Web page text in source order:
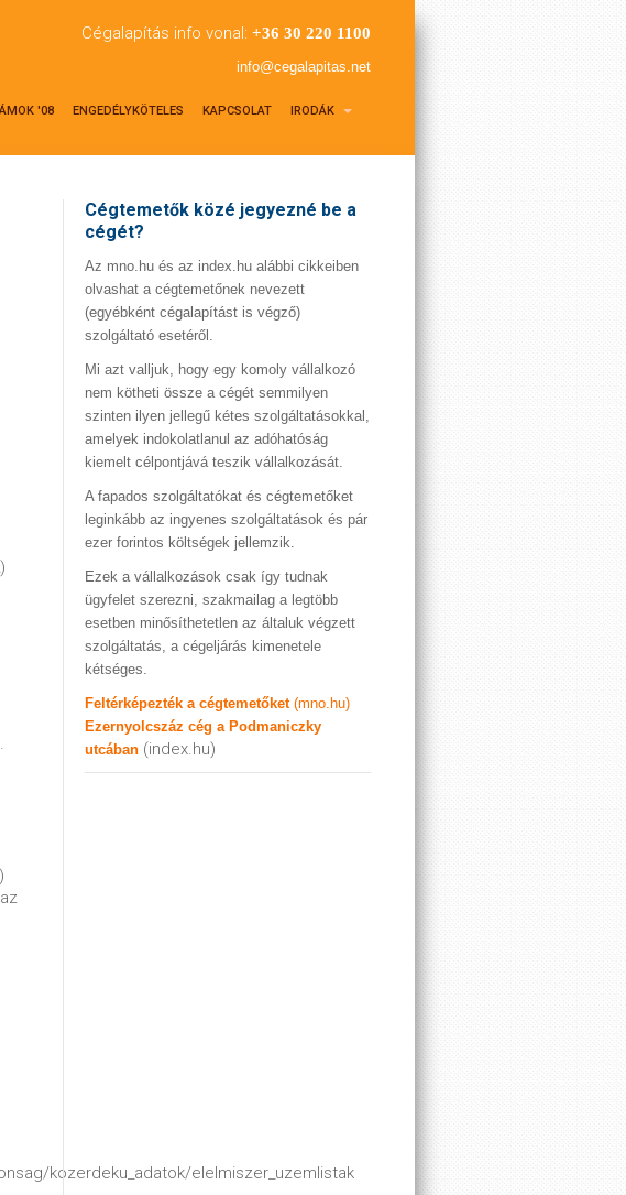
Cégalapítás info vonal: +36 30 220 1100
info@cegalapitas.net
'08 ENGEDÉLYKÖTELES KAPCSOLAT IRODÁK
kozerdeku_adatok/elelmiszer_uzemlistak
Cégtemetők közé jegyezné be a
cégét?
Az mno.hu és az index.hu alábbi cikkeiben
olvashat a cégtemetőnek nevezett
(egyébként cégalapítást is végző)
szolgáltató esetéről.
Mi azt valljuk, hogy egy komoly vállalkozó
nem kötheti össze a cégét semmilyen
szinten ilyen jellegű kétes szolgáltatásokkal,
amelyek indokolatlanul az adóhatóság
kiemelt célpontjává teszik vállalkozását.
A fapados szolgáltatókat és cégtemetőket
leginkább az ingyenes szolgáltatások és pár
ezer forintos költségek jellemzik.
Ezek a vállalkozások csak így tudnak
ügyfelet szerezni, szakmailag a legtöbb
esetben minősíthetetlen az általuk végzett
szolgáltatás, a cégeljárás kimenetele
kétséges.
Feltérképezték a cégtemetőket (mno.hu)
Ezernyolcszáz cég a Podmaniczky
utcában (index.hu)